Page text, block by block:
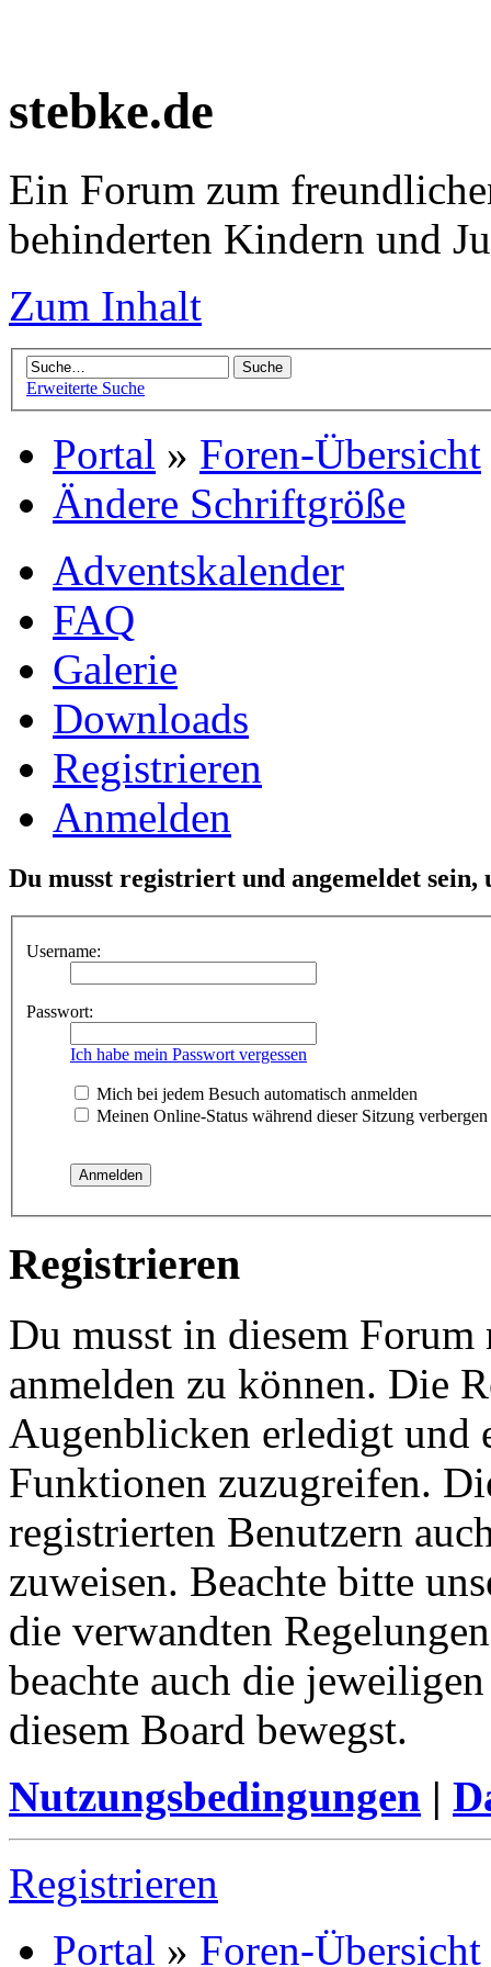
stebke.de
Ein Forum zum
behinderten Kindern und
Zum Inhalt
Erweiterte Suche
Portal » Foren-Übersicht
Ändere Schriftgröße
Adventskalender
FAQ
Galerie
Downloads
Registrieren
Anmelden
Du musst registriert und angemeldet sein,
Username:
Passwort:
Ich habe mein Passwort vergessen
Mich bei jedem Besuch automatisch anmelden
Meinen Online-Status während dieser Sitzung verbergen
Registrieren
Du musst in diesem
anmelden zu können. Die
Augenblicken erledigt und
Funktionen zuzugreifen.
registrierten Benutzern
zuweisen. Beachte bitte
die verwandten
beachte auch die
diesem Board bewegst.
Nutzungsbedingungen |
Registrieren
Portal » Foren-Übersicht